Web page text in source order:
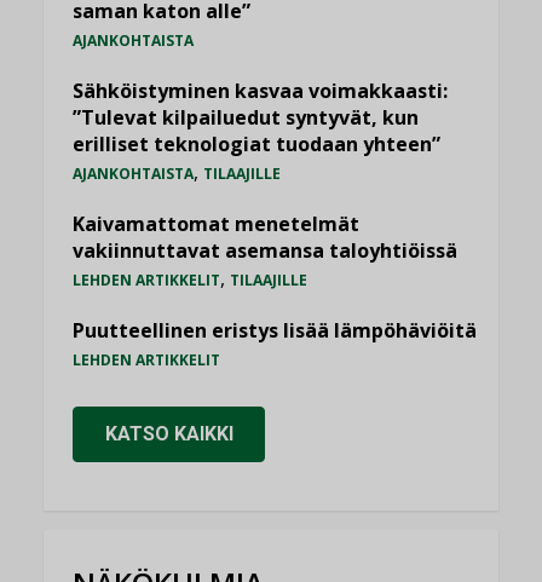
saman katon alle”
AJANKOHTAISTA
Sähköistyminen kasvaa voimakkaasti:
”Tulevat kilpailuedut syntyvät, kun
erilliset teknologiat tuodaan yhteen”
AJANKOHTAISTA, TILAAJILLE
Kaivamattomat menetelmät
vakiinnuttavat asemansa taloyhtiöissä
LEHDEN ARTIKKELIT, TILAAJILLE
Puutteellinen eristys lisää lämpöhäviöitä
LEHDEN ARTIKKELIT
KATSO KAIKKI